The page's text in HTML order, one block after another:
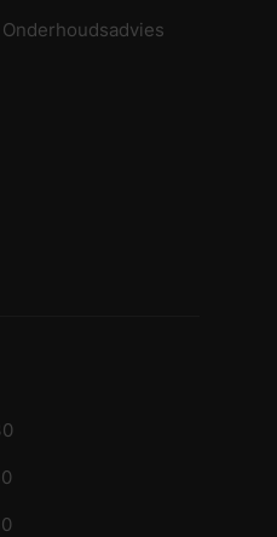
Onderhoudsadvies